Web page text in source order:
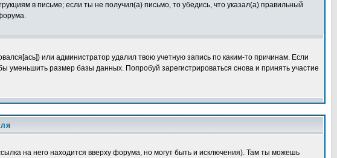
в письме; если ты не получил(а) письмо, то убедись, что указал(а) правильный
или администратор удалил твою учетную запись по каким-то причинам. Если
уменьшить размер базы данных. Попробуй зарегистрироваться снова и принять участие
на него находится вверху форума, но могут быть и исключения). Там ты можешь